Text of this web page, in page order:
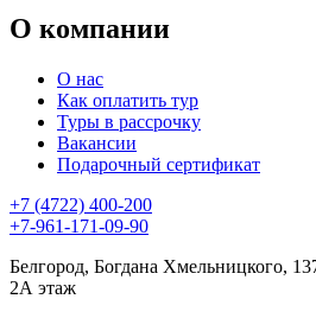
О компании
О нас
Как оплатить тур
Туры в рассрочку
Вакансии
Подарочный сертификат
+7 (4722) 400-200
+7-961-171-09-90
Белгород, Богдана Хмельницкого,
2А этаж